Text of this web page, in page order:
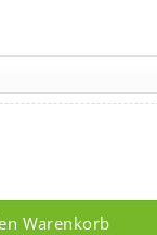
Warenkorb